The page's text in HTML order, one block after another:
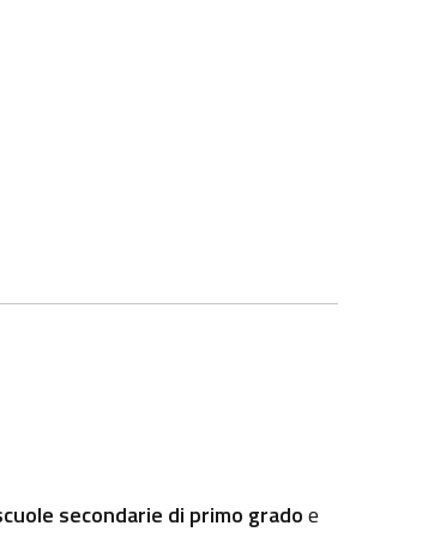
secondarie di primo gradoe